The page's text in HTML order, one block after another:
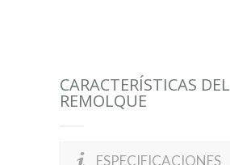
CARACTERÍSTICAS DEL
REMOLQUE
ESPECIFICACIONES